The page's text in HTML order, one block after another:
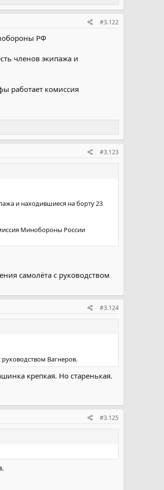
#3.122
РФ
членов экипажа и
работает комиссия
#3.123
и находившиеся на борту 23
Минобороны России
самолёта с руководством
#3.124
Вагнеров.
крепкая. Но старенькая.
#3.125